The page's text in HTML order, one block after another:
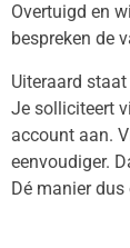
Overtuigd en
bespreken de
Uiteraard
Je solliciteert
account aan.
eenvoudiger.
Dé manier